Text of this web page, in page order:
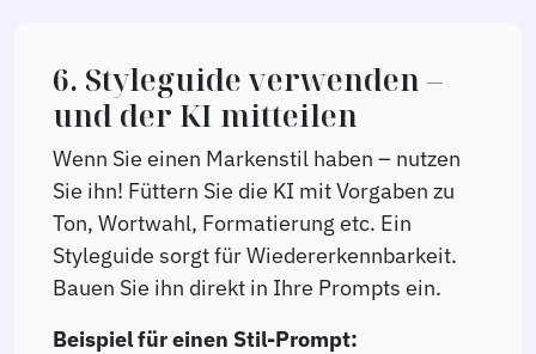
6. Styleguide verwenden –
und der KI mitteilen
Wenn Sie einen Markenstil haben – nutzen
Sie ihn! Füttern Sie die KI mit Vorgaben zu
Ton, Wortwahl, Formatierung etc. Ein
Styleguide sorgt für Wiedererkennbarkeit.
Bauen Sie ihn direkt in Ihre Prompts ein.
Beispiel für einen Stil-Prompt: